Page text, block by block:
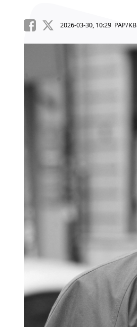
2026-03-30, 10:29 PAP/KB